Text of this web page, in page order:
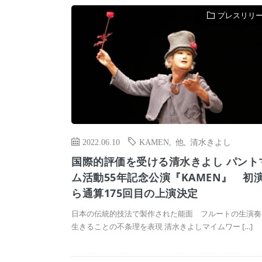
プレスリリ
2022.06.10 KAMEN 他 清水きよし
国際的評価を受ける清水きよし パント
ム活動55年記念公演『KAMEN』 初
ら通算175回目の上演決定
日本の伝統的技法で製作された能面 フルートの生演
生きることの不条理を表現 清水きよしマイムワー […]